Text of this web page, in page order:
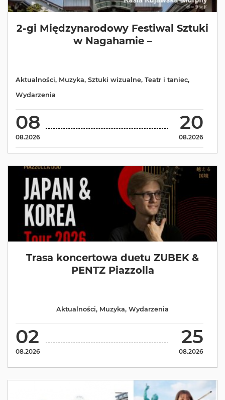
2-gi Międzynarodowy Festiwal Sztuki
w Nagahamie –
08
08.2026
20
08.2026
Aktualności, Muzyka, Sztuki wizualne, Teatr i taniec,
Wydarzenia
Trasa koncertowa duetu ZUBEK &
PENTZ Piazzolla
02
08.2026
25
08.2026
Aktualności, Muzyka, Wydarzenia